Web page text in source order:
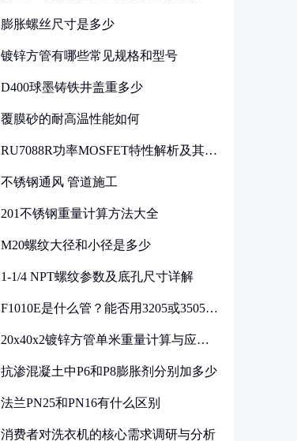
膨胀螺丝尺寸是多少
镀锌方管有哪些常见规格和型号
D400球墨铸铁井盖重多少
覆膜砂的耐高温性能如何
RU7088R功率MOSFET特性解析及其在
不锈钢通风 管道施工
201不锈钢重量计算方法大全
M20螺纹大径和小径是多少
1-1/4 NPT螺纹参数及底孔尺寸详解
F1010E是什么管？能否用3205或3505代
20x40x2镀锌方管单米重量计算与应用
抗渗混凝土中P6和P8膨胀剂分别加多少
法兰PN25和PN16有什么区别
消费者对洗衣机的核心需求调研与分析